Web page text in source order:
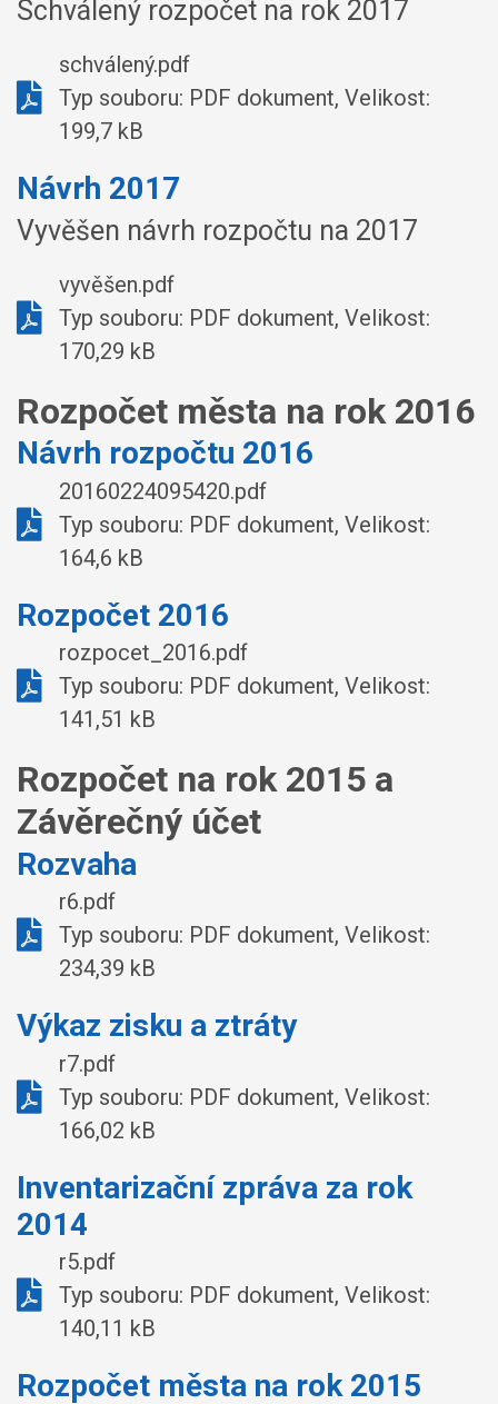
Schválený rozpočet na rok 2017
schválený.pdf
Typ souboru: PDF dokument, Velikost:
199,7 kB
Návrh 2017
Vyvěšen návrh rozpočtu na 2017
vyvěšen.pdf
Typ souboru: PDF dokument, Velikost:
170,29 kB
Rozpočet města na rok 2016
Návrh rozpočtu 2016
20160224095420.pdf
Typ souboru: PDF dokument, Velikost:
164,6 kB
Rozpočet 2016
rozpocet_2016.pdf
Typ souboru: PDF dokument, Velikost:
141,51 kB
Rozpočet na rok 2015 a
Závěrečný účet
Rozvaha
r6.pdf
Typ souboru: PDF dokument, Velikost:
234,39 kB
Výkaz zisku a ztráty
r7.pdf
Typ souboru: PDF dokument, Velikost:
166,02 kB
Inventarizační zpráva za rok
2014
r5.pdf
Typ souboru: PDF dokument, Velikost:
140,11 kB
Rozpočet města na rok 2015